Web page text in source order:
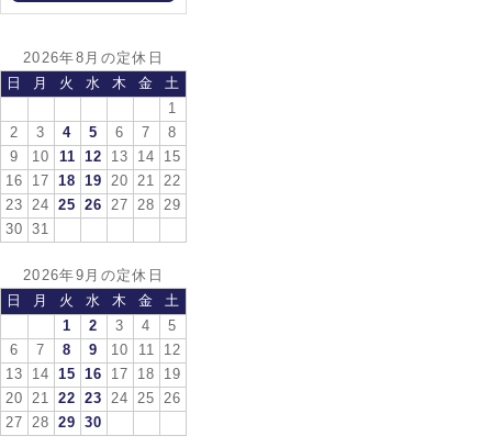
2026年8月の定休日
日
月 火 水 木 金
土
1
2
3 4 5 6 7
8
9
10 11 12 13 14
15
16
17 18 19 20 21
22
23
24 25 26 27 28
29
30
31
2026年9月の定休日
日
月 火 水 木 金
土
1
2 3 4
5
6
7 8 9 10 11
12
13
14 15 16 17 18
19
20
21 22 23 24 25
26
27
28 29 30